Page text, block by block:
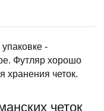
-
Футляр хорошо
хранения четок.
четок